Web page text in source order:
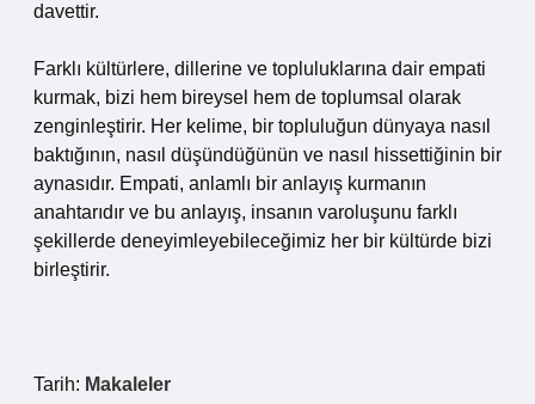
davettir.
Farklı kültürlere, dillerine ve topluluklarına dair empati
kurmak, bizi hem bireysel hem de toplumsal olarak
zenginleştirir. Her kelime, bir topluluğun dünyaya nasıl
baktığının, nasıl düşündüğünün ve nasıl hissettiğinin bir
aynasıdır. Empati, anlamlı bir anlayış kurmanın
anahtarıdır ve bu anlayış, insanın varoluşunu farklı
şekillerde deneyimleyebileceğimiz her bir kültürde bizi
birleştirir.
Tarih: Makaleler